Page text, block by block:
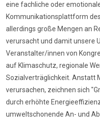
eine fachliche oder
Kommunikationsplattform
allerdings große Mengen an
verursacht und damit unsere
Veranstalter/innen von
auf Klimaschutz, regionale
Sozialverträglichkeit. Anstatt
verursachen, zeichnen sich
durch erhöhte
umweltschonende An- und